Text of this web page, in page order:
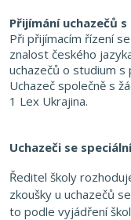
Přijímání uchazečů
Při přijímacím řízení
znalost českého
uchazečů o studium s
Uchazeč společně s
1 Lex Ukrajina.
Uchazeči se
Ředitel školy
zkoušky u uchazečů
to podle vyjádření